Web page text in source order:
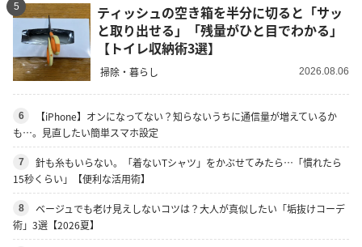
5
ティッシュの空き箱を半分に切ると「サッ
と取り出せる」「残量がひと目でわかる」
【トイレ収納術3選】
掃除・暮らし 2026.08.06
6
【iPhone】オンになってない？知らないうちに通信量が増えているか
も…。見直したい簡単スマホ設定
7
針も糸もいらない。「着ないTシャツ」をかぶせてみたら…「慣れたら
15秒くらい」【便利な活用術】
8
ベージュでも老け見えしないコツは？大人が真似したい「垢抜けコーデ
術」3選【2026夏】